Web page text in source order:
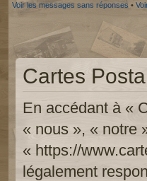
Voir les messages sans réponses •
Cartes
En accédant à «
« nous », « notre
« https://
légalement